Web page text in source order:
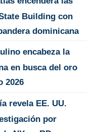
Building con
dominicana
encabeza la
en busca del oro
2026
revela EE. UU.
por